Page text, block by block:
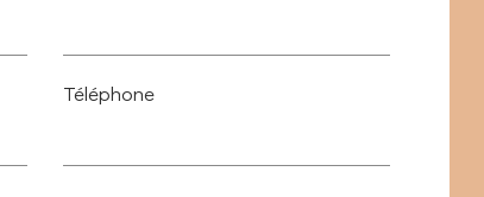
Téléphone